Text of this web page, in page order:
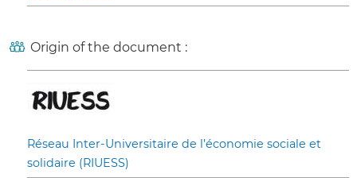
Origin of the document :
Réseau Inter-Universitaire de l’économie sociale et
solidaire (RIUESS)